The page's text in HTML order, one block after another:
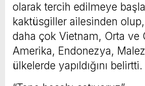
olarak tercih edilmeye
kaktüsgiller ailesinden
daha çok Vietnam, Orta ve
Amerika, Endonezya,
ülkelerde yapıldığını belirtti.